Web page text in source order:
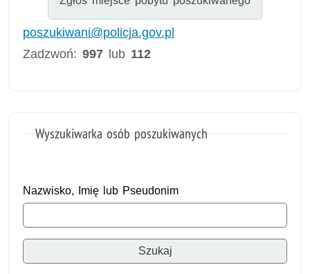
poszukiwani@policja.gov.pl
Zadzwoń:997 lub 112
Wyszukiwarka osób poszukiwanych
Nazwisko, Imię lub Pseudonim